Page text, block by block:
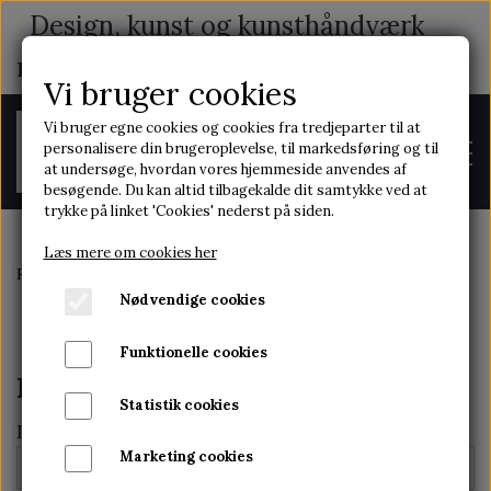
Design, kunst og kunsthåndværk
med indhold og historie
FORSIDE
KONTAKT
Forside
Kontakt os
Dit navn *
Vi bruger cookies
Vi bruger egne cookies og cookies fra tredjeparter til at
personalisere din brugeroplevelse, til markedsføring og til
at undersøge, hvordan vores hjemmeside anvendes af
besøgende. Du kan altid tilbagekalde dit samtykke ved at
trykke på linket 'Cookies' nederst på siden.
Læs mere om cookies her
Nødvendige cookies
Funktionelle cookies
Statistik cookies
Marketing cookies